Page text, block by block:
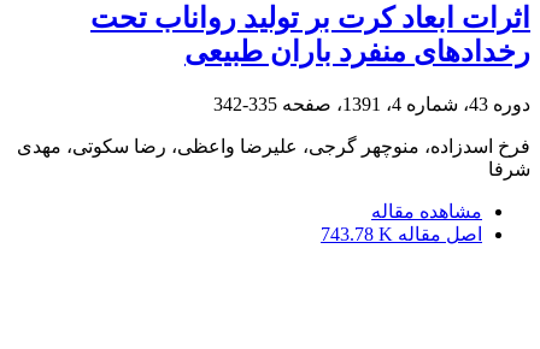
اثرات ابعاد کرت بر تولید رواناب تحت
رخدادهای منفرد باران طبیعی
دوره 43، شماره 4، 1391، صفحه 335-342
فرخ اسدزاده، منوچهر گرجی، علیرضا واعظی، رضا سکوتی، مهدی
شرفا
مشاهده مقاله
اصل مقاله 743.78 K